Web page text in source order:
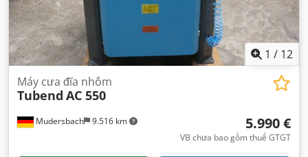
1 / 12
Mudersbach 9.516 km
Máy cưa đĩa nhôm
Tubend AC 550
5.990 €
VB chưa bao gồm thuế GTGT